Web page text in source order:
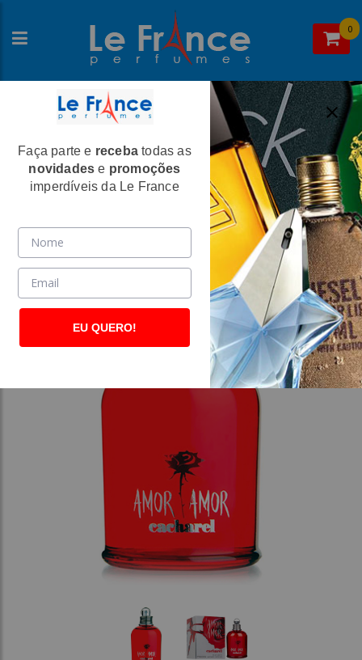
0
Home>Cacharel >Perfumes Femininos
Amor Amor Feminino Eau de Toilette -
Cacharel
(595)
Faça parte e receba todas as
novidades e promoções
imperdíveis da Le France
EU QUERO!